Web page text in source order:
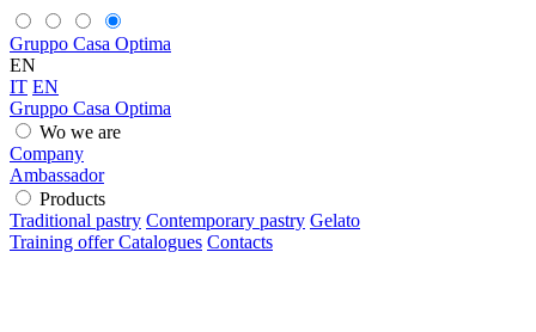
Gruppo Casa Optima
EN
IT EN
Gruppo Casa Optima
Wo we are
Company
Ambassador
Products
Traditional pastry Contemporary pastry Gelato
Training offerCatalogues Contacts